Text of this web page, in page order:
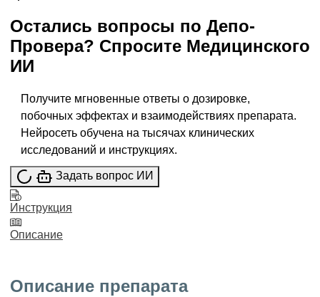
Остались вопросы по Депо-
Провера? Спросите Медицинского
ИИ
Получите мгновенные ответы о дозировке,
побочных эффектах и взаимодействиях препарата.
Нейросеть обучена на тысячах клинических
исследований и инструкциях.
Задать вопрос ИИ
Инструкция
Описание
Описание препарата